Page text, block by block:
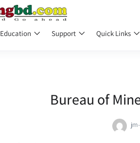
Education Support Quick Links
Bureau of